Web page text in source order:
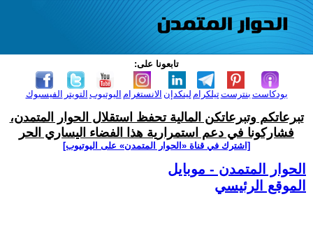
تابعونا على:
الفيسبوك التويتر اليوتيوب الانستغرام لينكدإن تيلكرامبنترست بودكاست
تبرعاتكم وتبرعاتكن المالية تحفظ استقلال الحوار المتمدن،
فشاركونا في دعم استمرارية هذا الفضاء اليساري الحر
[اشترك في قناة ‫«الحوار المتمدن» على اليوتيوب]
الحوار المتمدن - موبايل
الموقع الرئيسي